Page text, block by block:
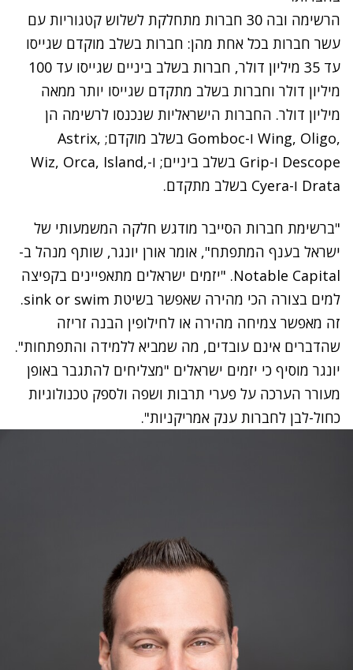
הרשימה ובה 30 חברות מתחלקת לשלוש קטגוריות עם
עשר חברות בכל אחת מהן: חברות בשלב מוקדם שגייסו
עד 35 מיליון דולר, חברות בשלב ביניים שגייסו עד 100
מיליון דולר וחברות בשלב מתקדם שגייסו יותר ממאה
מיליון דולר. החברות הישראליות שנכנסו לרשימה הן
,Wing, Oligo ו-Gomboc בשלב מוקדם; Astrix,
Descope ו-Grip בשלב ביניים; ו-Wiz, Orca, Island,
Drata ו-Cyera בשלב מתקדם.
"ברשימת חברות הסייבר מודגש חלקה המשמעותי של
ישראל בענף המתפתח", אומר אורן יונגר, שותף מנהל ב-
Notable Capital. "יזמים ישראלים מתאפיינים בקפיצה
למים בצורה הכי מהירה שאפשר בשיטת sink or swim.
זה מאפשר צמיחה מהירה או לחילופין הבנה זריזה
שהדברים אינם עובדים, מה שמביא ללמידה והתפתחות".
יונגר מוסיף כי יזמים ישראלים "מצליחים להתגבר באופן
מעורר הערכה על פערי תרבות ושפה ולספק טכנולוגיות
כחול-לבן לחברות ענק אמריקניות".